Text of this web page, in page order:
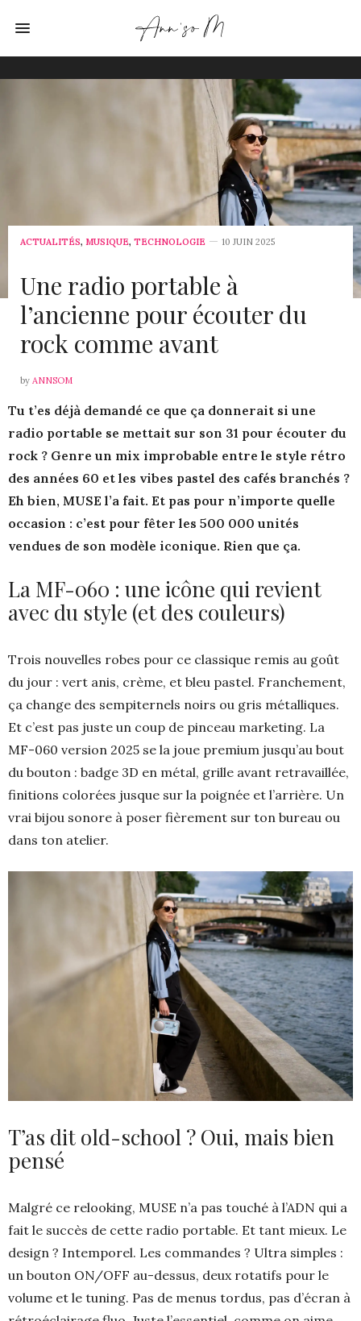
ACTUALITÉS, MUSIQUE, TECHNOLOGIE 10 JUIN 2025
Une radio portable à
l’ancienne pour écouter du
rock comme avant
by ANNSOM
Tu t’es déjà demandé ce que ça donnerait si une
radio portable se mettait sur son 31 pour écouter du
rock ? Genre un mix improbable entre le style rétro
des années 60 et les vibes pastel des cafés branchés ?
Eh bien, MUSE l’a fait. Et pas pour n’importe quelle
occasion : c’est pour fêter les 500 000 unités
vendues de son modèle iconique. Rien que ça.
La MF-060 : une icône qui revient
avec du style (et des couleurs)
Trois nouvelles robes pour ce classique remis au goût
du jour : vert anis, crème, et bleu pastel. Franchement,
ça change des sempiternels noirs ou gris métalliques.
Et c’est pas juste un coup de pinceau marketing. La
MF-060 version 2025 se la joue premium jusqu’au bout
du bouton : badge 3D en métal, grille avant retravaillée,
finitions colorées jusque sur la poignée et l’arrière. Un
vrai bijou sonore à poser fièrement sur ton bureau ou
dans ton atelier.
T’as dit old-school ? Oui, mais bien
pensé
Malgré ce relooking, MUSE n’a pas touché à l’ADN qui a
fait le succès de cette radio portable. Et tant mieux. Le
design ? Intemporel. Les commandes ? Ultra simples :
un bouton ON/OFF au-dessus, deux rotatifs pour le
volume et le tuning. Pas de menus tordus, pas d’écran à